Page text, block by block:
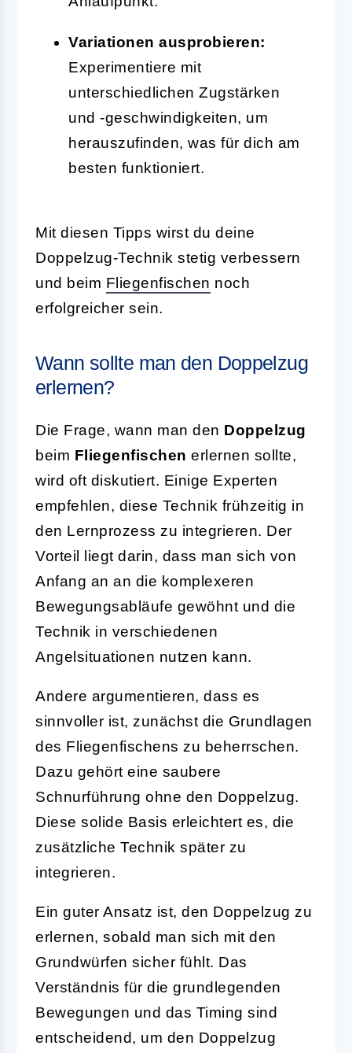
Variationen ausprobieren:
Experimentiere mit
unterschiedlichen Zugstärken
und -geschwindigkeiten, um
herauszufinden, was für dich am
besten funktioniert.
Mit diesen Tipps wirst du deine
Doppelzug-Technik stetig verbessern
und beim Fliegenfischen noch
erfolgreicher sein.
Wann sollte man den Doppelzug
erlernen?
Die Frage, wann man den Doppelzug
beim Fliegenfischen erlernen sollte,
wird oft diskutiert. Einige Experten
empfehlen, diese Technik frühzeitig in
den Lernprozess zu integrieren. Der
Vorteil liegt darin, dass man sich von
Anfang an an die komplexeren
Bewegungsabläufe gewöhnt und die
Technik in verschiedenen
Angelsituationen nutzen kann.
Andere argumentieren, dass es
sinnvoller ist, zunächst die Grundlagen
des Fliegenfischens zu beherrschen.
Dazu gehört eine saubere
Schnurführung ohne den Doppelzug.
Diese solide Basis erleichtert es, die
zusätzliche Technik später zu
integrieren.
Ein guter Ansatz ist, den Doppelzug zu
erlernen, sobald man sich mit den
Grundwürfen sicher fühlt. Das
Verständnis für die grundlegenden
Bewegungen und das Timing sind
entscheidend, um den Doppelzug